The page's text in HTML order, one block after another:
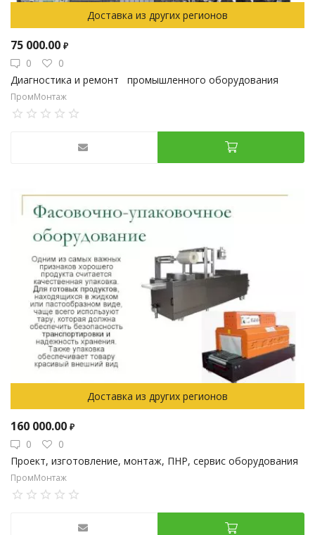
Доставка из других регионов
75 000.00 ₽
0
0
Диагностика и ремонт промышленного оборудования
ПромМонтаж
Доставка из других регионов
160 000.00 ₽
0
0
Проект, изготовление, монтаж, ПНР, сервис оборудования
ПромМонтаж